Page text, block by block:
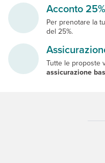
Acconto 25%
Per prenotare la
del 25%.
Tutte le proposte
assicurazione